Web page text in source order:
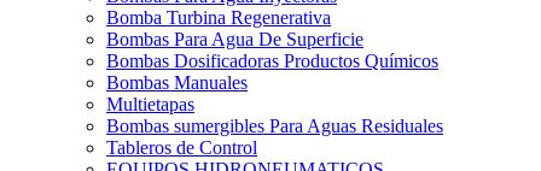
Bomba Turbina Regenerativa
Bombas Para Agua De Superficie
Bombas Dosificadoras Productos Químicos
Bombas Manuales
Multietapas
Bombas sumergibles Para Aguas Residuales
Tableros de Control